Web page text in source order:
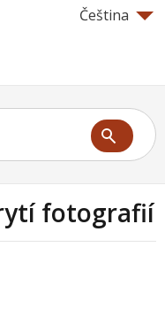
Čeština
fotografií